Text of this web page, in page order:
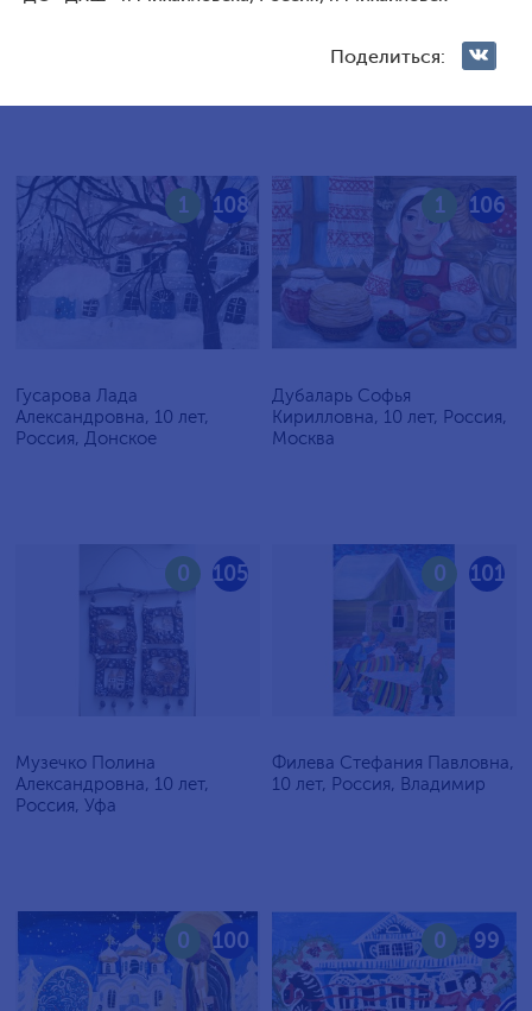
Поделиться:
108
1
Гусарова Лада
Александровна, 10 лет,
Россия, Донское
106
1
Дубаларь Софья
Кирилловна, 10 лет, Россия,
Москва
105
0
Музечко Полина
Александровна, 10 лет,
Россия, Уфа
101
0
Филева Стефания Павловна,
10 лет, Россия, Владимир
100
0 99
0